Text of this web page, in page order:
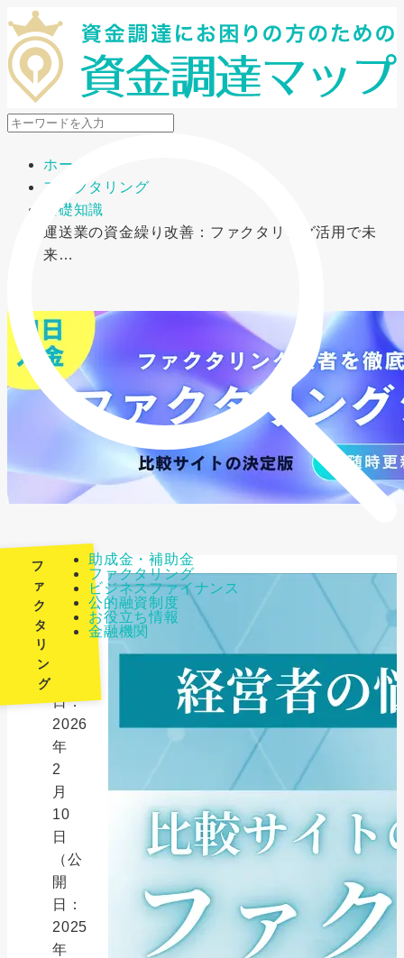
メニューを開閉
助成金・補助金
ファクタリング
ビジネスファイナンス
公的融資制度
お役立ち情報
金融機関
ホーム
ファクタリング
基礎知識
運送業の資金繰り改善：ファクタリング活用で未
来…
フ
ァ
ク
タ
リ
ン
グ
日：
2026
年
2
月
10
日
（公
開
日：
2025
年